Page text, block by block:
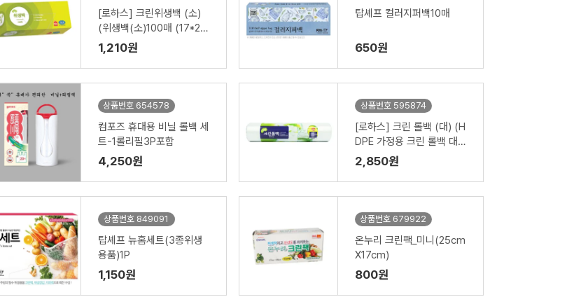
[로하스] 크린위생백 (소)
(위생백(소)100매 (17*25
cm))
1,210원
탑셰프 컬러지퍼백10매
650원
상품번호 654578
컴포즈 휴대용 비닐 롤백 세
트-1롤리필3P포함
4,250원
상품번호 595874
[로하스] 크린 롤백 (대) (H
DPE 가정용 크린 롤백 대
(200매) (25*40))
2,850원
상품번호 849091
탑셰프 뉴홈세트(3종위생
용품)1P
1,150원
상품번호 679922
온누리 크린팩_미니(25cm
X17cm)
800원